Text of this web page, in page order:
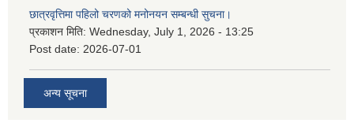
छात्रवृत्तिमा पहिलो चरणको मनोनयन सम्बन्धी सुचना।
प्रकाशन मिति: Wednesday, July 1, 2026 - 13:25
Post date: 2026-07-01
अन्य सूचना